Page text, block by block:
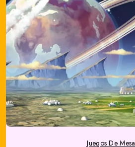
Juegos De Mesa